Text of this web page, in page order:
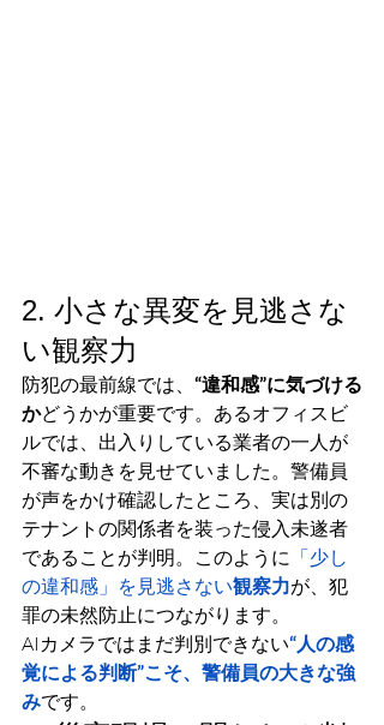
2. 小さな異変を見逃さな
い観察力
防犯の最前線では、 “違和感”に気づける
かどうかが重要です。あるオフィスビ
ルでは、出入りしている業者の一人が
不審な動きを見せていました。警備員
が声をかけ確認したところ、実は別の
テナントの関係者を装った侵入未遂者
であることが判明。このように 「少し
の違和感」を見逃さない観察力が、犯
罪の未然防止につながります。
AIカメラではまだ判別できない“人の感
覚による判断”こそ、警備員の大きな強
みです。